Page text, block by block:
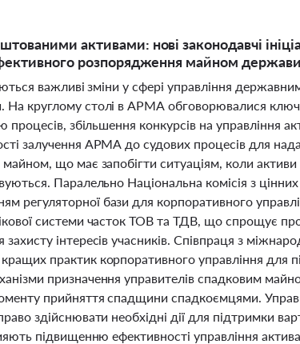
активами: нові законодавчі
розпорядження майном держави
важливі зміни у сфері управління
круглому столі в АРМА обговорювалися
процесів, збільшення конкурсів на управління
залучення АРМА до судових процесів для
що має запобігти ситуаціям, коли
Паралельно Національна комісія з
бази для корпоративного
системи часток ТОВ та ТДВ, що спрощує
інтересів учасників. Співпраця з
практик корпоративного управління для
призначення управителів спадковим
прийняття спадщини спадкоємцями.
здійснювати необхідні дії для підтримки
підвищенню ефективності управління